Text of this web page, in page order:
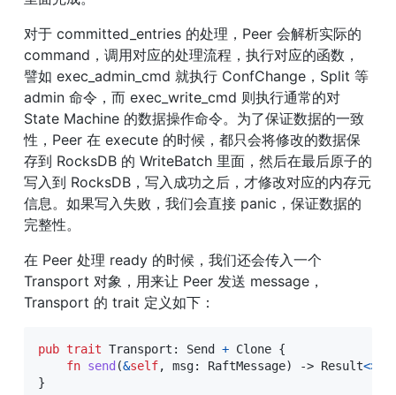
对于 committed_entries 的处理，Peer 会解析实际的
command，调用对应的处理流程，执行对应的函数，
譬如 exec_admin_cmd 就执行 ConfChange，Split 等
admin 命令，而 exec_write_cmd 则执行通常的对
State Machine 的数据操作命令。为了保证数据的一致
性，Peer 在 execute 的时候，都只会将修改的数据保
存到 RocksDB 的 WriteBatch 里面，然后在最后原子的
写入到 RocksDB，写入成功之后，才修改对应的内存元
信息。如果写入失败，我们会直接 panic，保证数据的
完整性。
在 Peer 处理 ready 的时候，我们还会传入一个
Transport 对象，用来让 Peer 发送 message，
Transport 的 trait 定义如下：
pub trait Transport : Send + Clone {
fn send (&self, msg: RaftMessage) -> Result<>
}